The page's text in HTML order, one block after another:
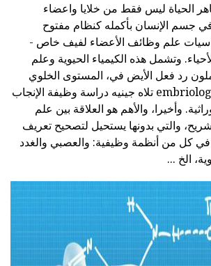
الحياة ليس فقط من خلايا واعضاء
جسم الإنسان بأكمله كنظام مفتوح
علم وظائف الأعضاء لفيف خاص -
وتشمل هذه الكيمياء الحيوية وعلم
رد فعل الأيض في، المستوى الخلوي
والجزيئي الأنسجة. embriology تلاه جينيه دراسة وظيفة الإنجاب
وأخيرا، والأهم هو العلاقة بين علم
والتي بدونها يستحيل لتصحيح تعريف
في كل من أنظمة وظيفية: والعصبي والغدد
الخ ...